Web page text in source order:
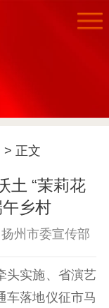
> 正文
土 “茉莉花
乡村
州市委宣传部
实施、省演艺
车落地仪征市马